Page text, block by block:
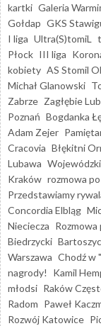
kartki Galeria
Gołdap GKS
I liga Ultra(S)tomiL
Płock III liga
kobiety AS Stomil
Michał Glanowski
Zabrze Zagłębie
Poznań Bogdanka
Adam Zejer
Cracovia Błękitni
Lubawa
Kraków rozmowa
Przedstawiamy
Concordia Elbląg
Nieciecza Rozmowa
Biedrzycki
Warszawa Chodź w
nagrody!
Kamil
młodsi Raków
Radom Paweł
Rozwój Katowice